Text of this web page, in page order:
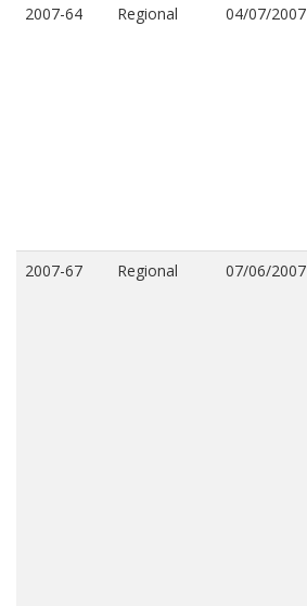
2007-64 Regional 04/07/2007
2007-67 Regional 07/06/2007